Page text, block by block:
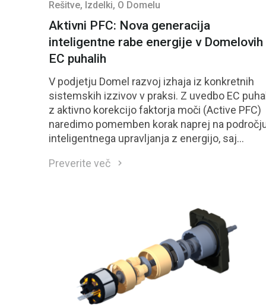
Rešitve, Izdelki, O Domelu
Aktivni PFC: Nova generacija
inteligentne rabe energije v Domelovih
EC puhalih
V podjetju Domel razvoj izhaja iz konkretnih
sistemskih izzivov v praksi. Z uvedbo EC puhal
z aktivno korekcijo faktorja moči (Active PFC)
naredimo pomemben korak naprej na
inteligentnega upravljanja z energijo, saj
učinkovitost, večjo električno stabilnost in
Preverite več